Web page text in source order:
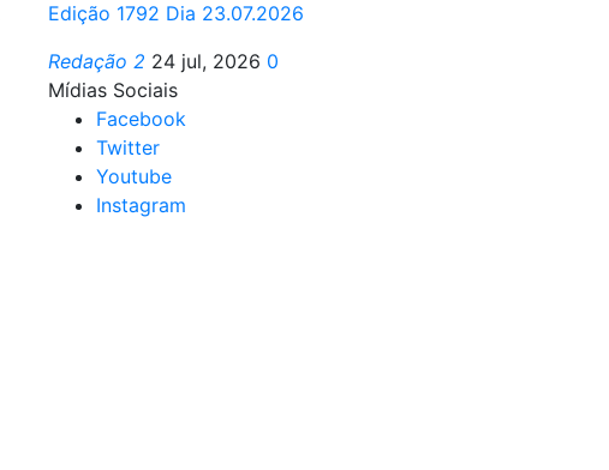
Edição 1792 Dia 23.07.2026
Redação 2 24 jul, 2026 0
Mídias Sociais
Facebook
Twitter
Youtube
Instagram